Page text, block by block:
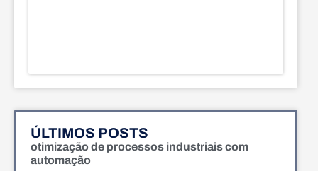
ÚLTIMOS POSTS
otimização de processos industriais com
automação